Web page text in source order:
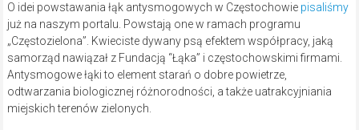
O idei powstawania łąk antysmogowych w Częstochowie pisaliśmy
już na naszym portalu. Powstają one w ramach programu
„Częstozielona”. Kwieciste dywany psą efektem współpracy, jaką
samorząd nawiązał z Fundacją “Łąka” i częstochowskimi firmami.
Antysmogowe łąki to element starań o dobre powietrze,
odtwarzania biologicznej różnorodności, a także uatrakcyjniania
miejskich terenów zielonych.